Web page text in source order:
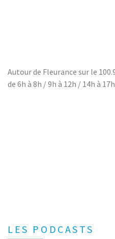
Autour de Fleurance sur le
de 6h à 8h / 9h à 12h / 14h à 17h
LES PODCASTS